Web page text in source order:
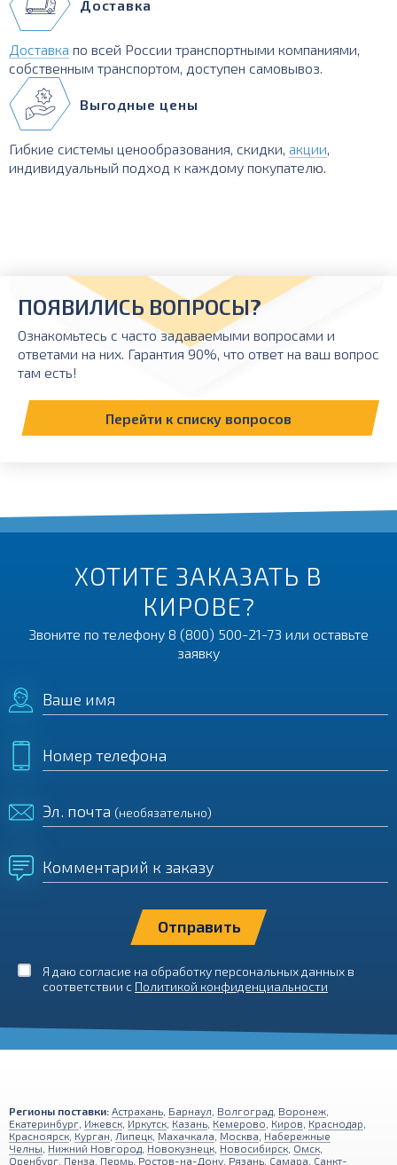
Доставка
Доставка по всей России транспортными компаниями,
собственным транспортом, доступен самовывоз.
Выгодные цены
Гибкие системы ценообразования, скидки, акции,
индивидуальный подход к каждому покупателю.
ХОТИТЕ ЗАКАЗАТЬ В
КИРОВЕ?
Звоните по телефону 8 (800) 500-21-73 или оставьте
заявку
Ваше имя
Номер телефона
Эл. почта (необязательно)
Комментарий к заказу
Я даю согласие на обработку персональных данных в
соответствии с Политикой конфиденциальности
ПОЯВИЛИСЬ ВОПРОСЫ?
Ознакомьтесь с часто задаваемыми вопросами и
ответами на них. Гарантия 90%, что ответ на ваш вопрос
там есть!
Перейти к списку вопросов
Регионы поставки: Астрахань Барнаул Волгоград Воронеж
Екатеринбург Ижевск Иркутск Казань Кемерово Киров Краснодар
Красноярск Курган Липецк Махачкала Москва Набережные
Челны Нижний Новгород Новокузнецк Новосибирск Омск
Оренбург Пенза Пермь Ростов-на-Дону Рязань Самара Санкт-